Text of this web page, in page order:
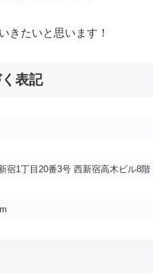
きたいと思います！
表記
宿1丁目20番3号 西新宿高木ビル8階